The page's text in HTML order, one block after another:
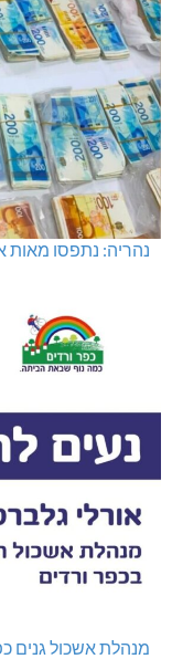
נהריה: נתפסו מאות
מנהלת אשכול גנים